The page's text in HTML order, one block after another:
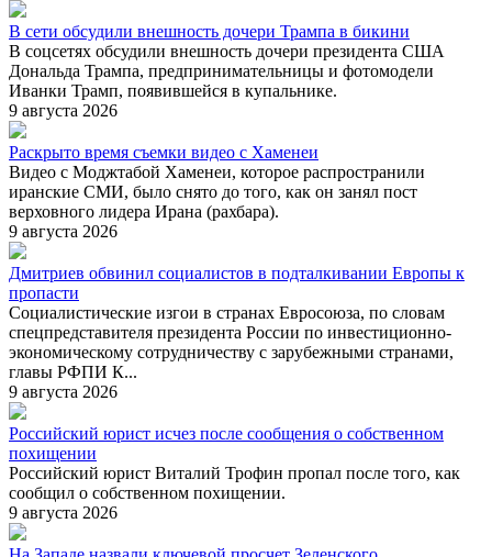
В сети обсудили внешность дочери Трампа в бикини
В соцсетях обсудили внешность дочери президента США
Дональда Трампа, предпринимательницы и фотомодели
Иванки Трамп, появившейся в купальнике.
9 августа 2026
Раскрыто время съемки видео с Хаменеи
Видео с Моджтабой Хаменеи, которое распространили
иранские СМИ, было снято до того, как он занял пост
верховного лидера Ирана (рахбара).
9 августа 2026
Дмитриев обвинил социалистов в подталкивании Европы к
пропасти
Социалистические изгои в странах Евросоюза, по словам
спецпредставителя президента России по инвестиционно-
экономическому сотрудничеству с зарубежными странами,
главы РФПИ К...
9 августа 2026
Российский юрист исчез после сообщения о собственном
похищении
Российский юрист Виталий Трофин пропал после того, как
сообщил о собственном похищении.
9 августа 2026